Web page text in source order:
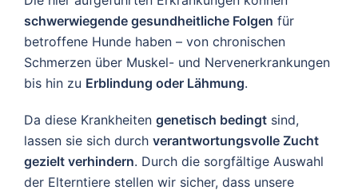
schwerwiegende gesundheitliche Folgen für
betroffene Hunde haben – von chronischen
Schmerzen über Muskel- und Nervenerkrankungen
bis hin zu Erblindung oder Lähmung.
Da diese Krankheiten genetisch bedingt sind,
lassen sie sich durch verantwortungsvolle Zucht
gezielt verhindern. Durch die sorgfältige Auswahl
der Elterntiere stellen wir sicher, dass unsere